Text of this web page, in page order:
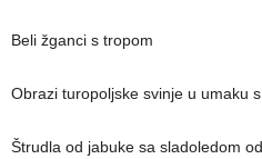
Beli žganci s tropom
Obrazi turopoljske svinje u umaku
Štrudla od jabuke sa sladoledom